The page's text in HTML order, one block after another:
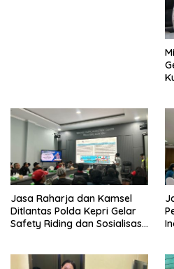
Jasa Raharja dan Kamsel
Ditlantas Polda Kepri Gelar
Safety Riding dan Sosialisasi
Indonesia